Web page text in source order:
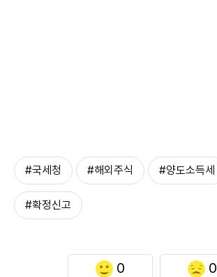
#국세청 #해외주식 #양도소득세
#확정신고
0 0